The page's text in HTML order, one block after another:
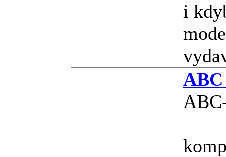
i
ABC